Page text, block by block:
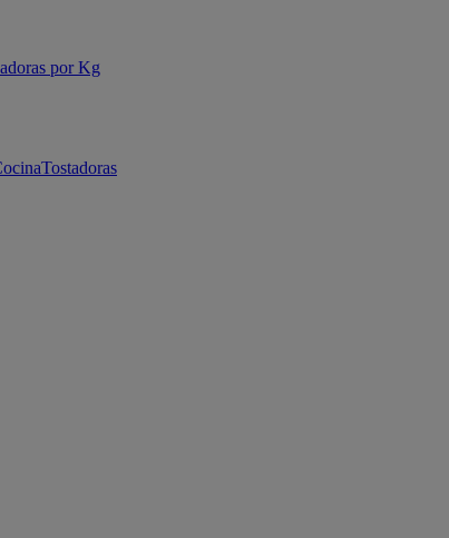
por Kg
Tostadoras